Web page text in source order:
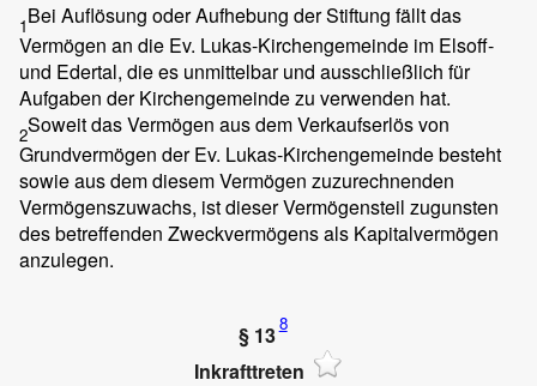
1Bei Auflösung oder Aufhebung der Stiftung fällt das
Vermögen an die Ev. Lukas-Kirchengemeinde im Elsoff-
und Edertal, die es unmittelbar und ausschließlich für
Aufgaben der Kirchengemeinde zu verwenden hat.
2Soweit das Vermögen aus dem Verkaufserlös von
Grundvermögen der Ev. Lukas-Kirchengemeinde besteht
sowie aus dem diesem Vermögen zuzurechnenden
Vermögenszuwachs, ist dieser Vermögensteil zugunsten
des betreffenden Zweckvermögens als Kapitalvermögen
anzulegen.
§ 138
Inkrafttreten